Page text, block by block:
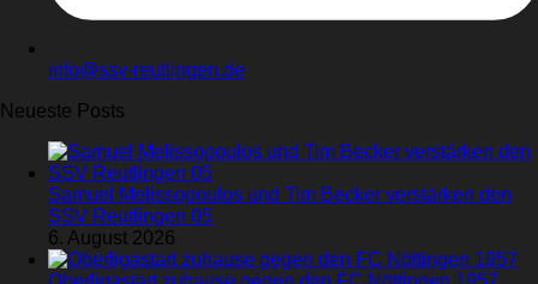
info@ssv-reutlingen.de
Neueste Posts
Samuel Melissopoulos und Tim Becker verstärken den
SSV Reutlingen 05
6. August 2026